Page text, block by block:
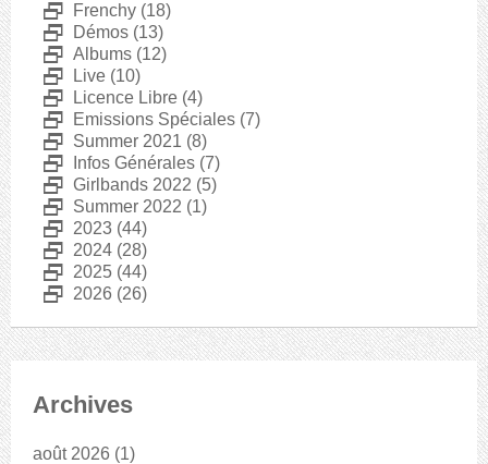
D Frenchy (18)
D Démos (13)
D Albums (12)
D Live (10)
D Licence Libre (4)
D Emissions Spéciales (7)
D Summer 2021 (8)
D Infos Générales (7)
D Girlbands 2022 (5)
D Summer 2022 (1)
D 2023 (44)
D 2024 (28)
D 2025 (44)
D 2026 (26)
Archives
août 2026 (1)